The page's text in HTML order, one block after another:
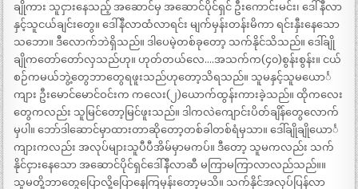
ချိုကား သူငှားနေသည့် အဆောင်မှ အဆောင်ပိုင်ရှင် ဦးကောင်းမင်း၊ ဒေါ် နီလာ
နှင့်သူငယ်ချင်းတွေ။ ဒေါ်နီလာထံလာရင်း မျက်မှန်းတန်းမိကာ ရင်းနှီးနေသော
သဘော။ ဒီလောက်ဘဲရှိသည်။ ဒါပေမဲ့တစ်ခုတော့ သက်နိုင်သိသည်။ ဒေါ်ချို
ချိုကတော်တော်လှသည်ဟု။ ဟုတ်တယ်လေ….အသက်က(၄၀)စွန်းစွန်း။ ငယ်
စဉ်ကမယ်ဘွဲ့တွေဘာတွေရဖူးသည်ဟုတော့သိရသည်။ သူမနှင့်သူမယောင်္
ကျား ဦးမောင်မောင်ဝင်းက ကလေး(၂)ယောက်ထွန်းကားခဲ့သည်။ ထိုကလေး
တွေကလည်း သူမြင်တော့မြင်ဖူးသည်။ ဒါကလဲကျောင်းပိတ်ချိန်တွေလောက်
မှပါ။ ဘော်ဒါဆောင်မှာထားတာဆိုတော့တစ်ခါတစ်ရံမှသာ။ ဒေါ်ချိုချိုယောင်္
ကျားကလည်း အလုပ်များသူပီပီအိမ်မှာမကပ်။ ဒီတော့ သူမကလည်း သက်
နိုင်ငှားနေသော အဆောင်ပိုင်ရှင်ဒေါ်နီလာဆီ မကြာမကြာလာလည်သည်။။
သူမတို့ဘာတွေပြောလို့ပြောနေကြမှန်းတော့မသိ။ သက်နိုင်အလုပ်ပြန်လာ